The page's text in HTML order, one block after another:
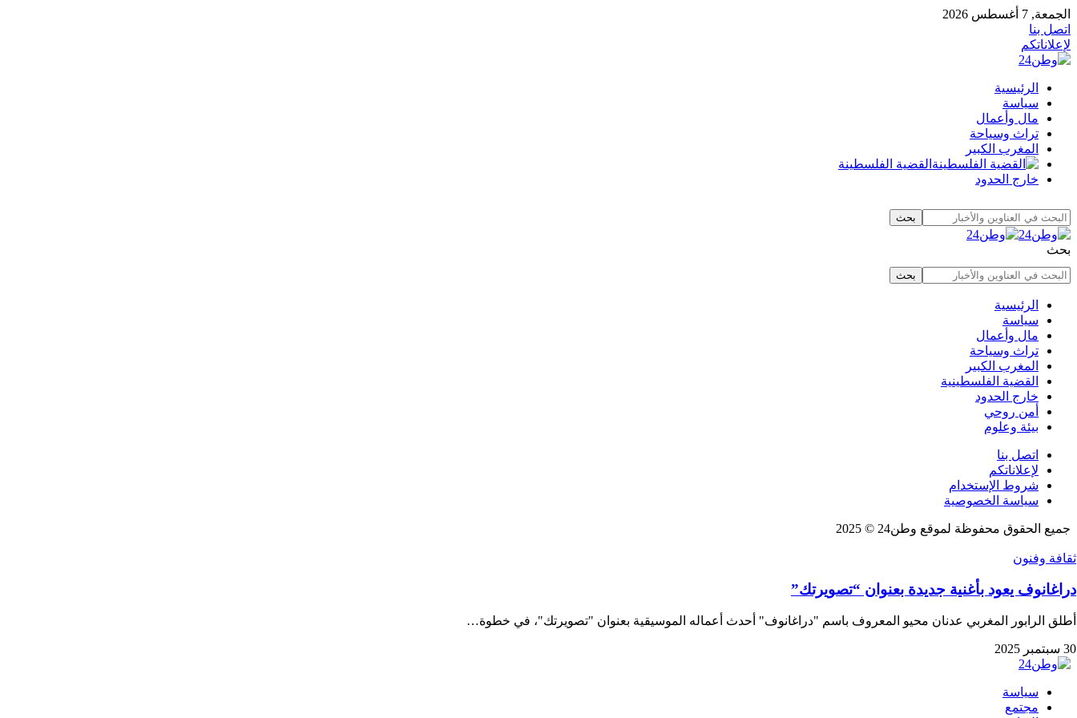
الجمعة, 7 أغسطس 2026
اتصل بنا
لإعلاناتكم
الرئيسية
سياسة
مال وأعمال
تراث وسياحة
المغرب الكبير
القضية الفلسطينة
خارج الحدود
بحث
الرئيسية
سياسة
مال وأعمال
تراث وسياحة
المغرب الكبير
القضية الفلسطينية
خارج الحدود
أمن روحي
بيئة وعلوم
اتصل بنا
لإعلاناتكم
شروط الإستخدام
سياسة الخصوصية
جميع الحقوق محفوظة لموقع وطن24 © 2025
ثقافة وفنون
دراغانوف يعود بأغنية جديدة بعنوان “تصويرتك”
أطلق الرابور المغربي عدنان محيو المعروف باسم "دراغانوف" أحدث أعماله الموسيقية بعنوان "تصويرتك"، في خطوة…
30 سبتمبر 2025
سياسة
مجتمع